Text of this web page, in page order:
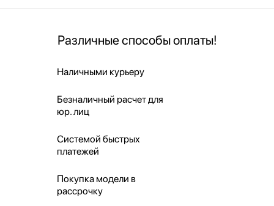
Различные способы оплаты!
Наличными курьеру
Безналичный расчет для
юр. лиц
Системой быстрых
платежей
Покупка модели в
рассрочку